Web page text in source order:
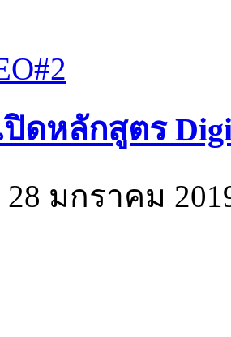
ดหลักสูตร
28 มกราคม